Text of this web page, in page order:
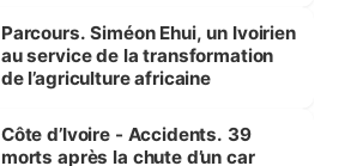
Parcours. Siméon Ehui, un Ivoirien
au service de la transformation
de l’agriculture africaine
Côte d’Ivoire - Accidents. 39
morts après la chute d’un car